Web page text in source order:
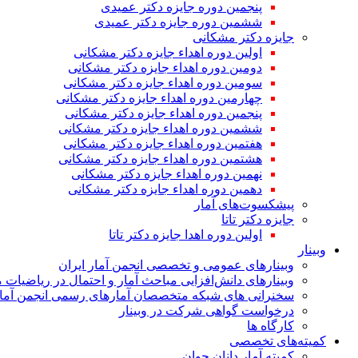
پنجمین دوره جایزه دکتر عمیدی
ششمین دوره جایزه دکتر عمیدی
جایزه دکتر مشکانی
اولین دوره اهداء جایزه دکتر مشکانی
دومین دوره اهداء جایزه دکتر مشکانی
سومین دوره اهداء جایزه دکتر مشکانی
چهارمین دوره اهداء جایزه دکتر مشکانی
پنجمین دوره اهداء جایزه دکتر مشکانی
ششمین دوره اهداء جایزه دکتر مشکانی
هفتمین دوره اهداء جایزه دکتر مشکانی
هشتمین دوره اهداء جایزه دکتر مشکانی
نهمین دوره اهداء جایزه دکتر مشکانی
دهمین دوره اهداء جایزه دکتر مشکانی
پیشکسوت‌های آمار
جایزه دکتر تاتا
اولین دوره اهدا جایزه دکتر تاتا
وبینار
وبینارهای عمومی و تخصصی انجمن آمار ایران
وبینارهای دانش‌افزایی مباحث آمار و احتمال در
سخنرانی های شبکه متخصصان آمارهای رسمی انجمن
درخواست گواهی شرکت در وبینار
کارگاه ها
کمیته‌های تخصصی